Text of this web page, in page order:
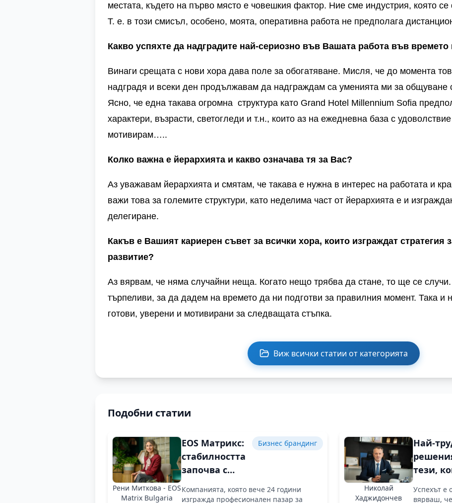
местата, където на първо място е човешкия фактор. Ние сме индустрия, която се
Т. е. в този смисъл, особено, моята, оперативна работа не предполага
Какво успяхте да надградите най-сериозно във Вашата работа във времето
Винаги срещата с нови хора дава поле за обогатяване. Мисля, че до момента
надградя и всеки ден продължавам да надграждам са уменията ми за общуване
Ясно, че една такава огромна структура като Grand Hotel Millennium Sofia
характери, възрасти, светогледи и т.н., които аз на ежедневна база с
мотивирам…..
Колко важна е йерархията и какво означава тя за Вас?
Аз уважавам йерархията и смятам, че такава е нужна в интерес на работата и
важи това за големите структури, като неделима част от йерархията е и
делегиране.
Какъв е Вашият кариерен съвет за всички хора, които изграждат стратегия
развитие?
Аз вярвам, че няма случайни неща. Когато нещо трябва да стане, то ще се
търпеливи, за да дадем на времето да ни подготви за правилния момент. Така и
готови, уверени и мотивирани за следващата стъпка.
Виж всички статии от категорията
Подобни статии
Рени Миткова - EOS
Matrix Bulgaria
EOS Матрикс:
стабилността
започва с
грамотност и
Бизнес брандинг
Компанията, която вече 24 години
изгражда професионален пазар за
Николай
Хаджидончев
Най-
тези,
Успехът е
вярваш,